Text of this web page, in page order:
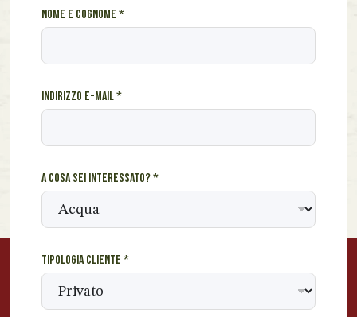
Nome e cognome *
Indirizzo e-mail*
A cosa sei interessato?*
Tipologia cliente *